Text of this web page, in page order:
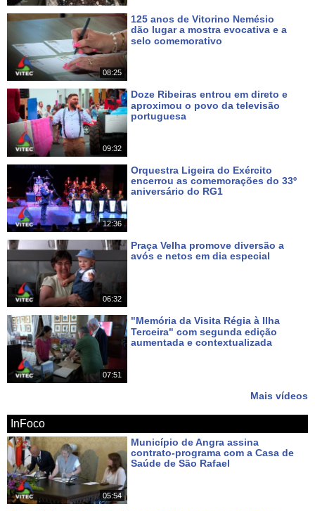
08:25
125 anos de Vitorino Nemésio
dão lugar a mostra evocativa e a
selo comemorativo
09:32
Doze Ribeiras entrou em direto e
aproximou o povo da televisão
portuguesa
12:36
Orquestra Ligeira do Exército
encerrou as comemorações do 33º
aniversário do RG1
06:32
Praça Velha promove diversão a
avós e netos em dia especial
07:51
"Memória da Visita Régia à Ilha
Terceira" com segunda edição
aumentada e contextualizada
Mais vídeos
InFoco
05:54
Município de Angra assina
contrato-programa com a Casa de
Saúde de São Rafael